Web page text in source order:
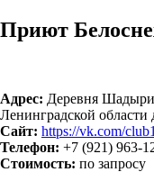
Приют
Адрес: Деревня
Ленинградской
Сайт: https://vk.com/
Телефон: +7 (921) 963-
Стоимость: по запросу